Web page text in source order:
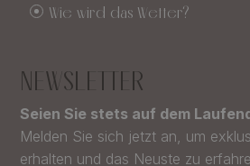
Wie wird das Wetter?
NEWSLETTER
Seien Sie stets auf dem
Melden Sie sich jetzt an, um
erhalten und das Neuste zu